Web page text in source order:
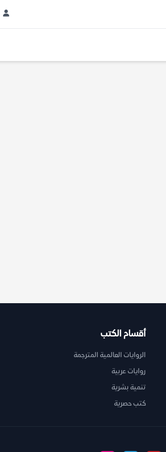
أقسام الكتب
الروايات العالمية المترجمة
روايات عربية
تنمية بشرية
كتب حصرية